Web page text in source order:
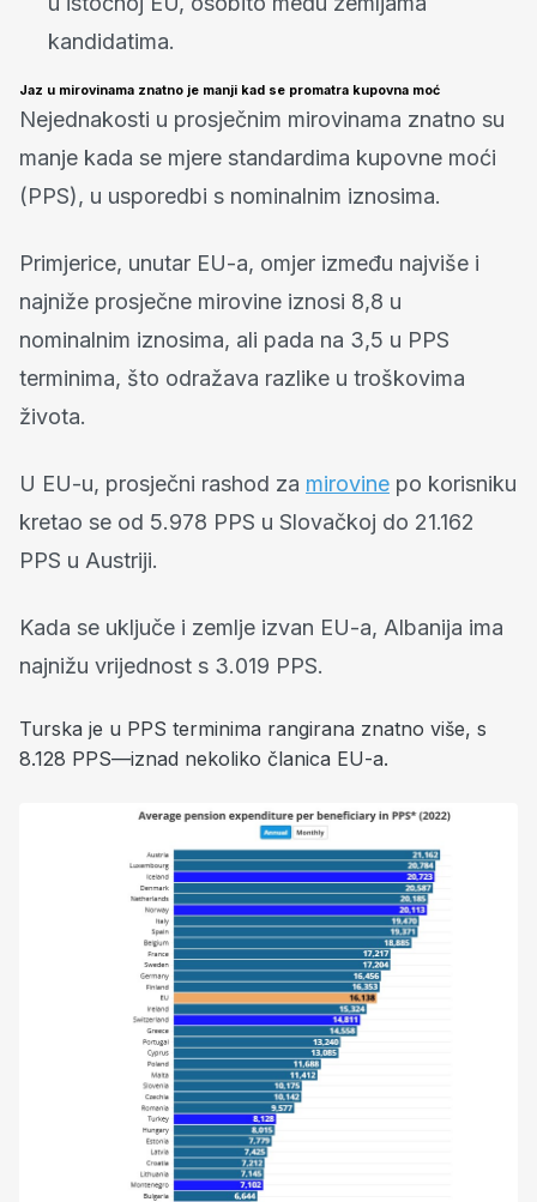
kandidatima.
Jaz u mirovinama znatno je manji kad se promatra kupovna moć
Nejednakosti u prosječnim mirovinama znatno su
manje kada se mjere standardima kupovne moći
(PPS), u usporedbi s nominalnim iznosima.
Primjerice, unutar EU-a, omjer između najviše i
najniže prosječne mirovine iznosi 8,8 u
nominalnim iznosima, ali pada na 3,5 u PPS
terminima, što odražava razlike u troškovima
života.
U EU-u, prosječni rashod za mirovine po korisniku
kretao se od 5.978 PPS u Slovačkoj do 21.162
PPS u Austriji.
Kada se uključe i zemlje izvan EU-a, Albanija ima
najnižu vrijednost s 3.019 PPS.
Turska je u PPS terminima rangirana znatno više, s
8.128 PPS—iznad nekoliko članica EU-a.